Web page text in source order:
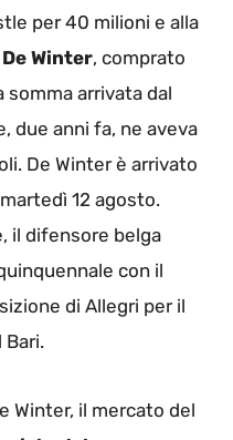
per 40 milioni e alla
Winter, comprato
somma arrivata dal
due anni fa, ne aveva
De Winter è arrivato
12 agosto.
il difensore belga
con il
di Allegri per il
Bari.
Winter, il mercato del